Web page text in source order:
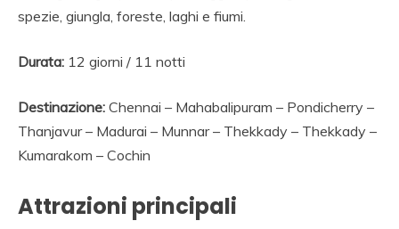
AGENZIA VIAGGI IN
NORD INDIA,
AGENZIA VIAGGI IN
SPECIALISTA
VIAGGIO INDIA,
spezie, giungla, foreste, laghi e fiumi.
Durata: 12 giorni / 11 notti
Destinazione: Chennai – Mahabalipuram – Pondicherry –
Thanjavur – Madurai – Munnar – Thekkady – Thekkady –
Kumarakom – Cochin
Attrazioni principali